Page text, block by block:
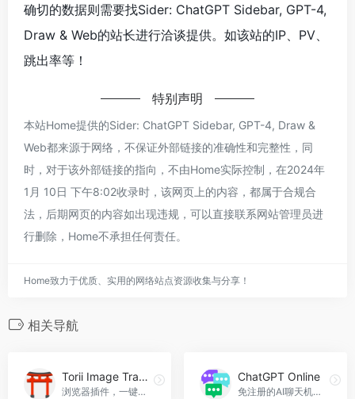
确切的数据则需要找Sider: ChatGPT Sidebar, GPT-4,
Draw & Web的站长进行洽谈提供。如该站的IP、PV、
跳出率等！
特别声明
本站Home提供的Sider: ChatGPT Sidebar, GPT-4, Draw &
Web都来源于网络，不保证外部链接的准确性和完整性，同
时，对于该外部链接的指向，不由Home实际控制，在2024年
1月 10日 下午8:02收录时，该网页上的内容，都属于合规合
法，后期网页的内容如出现违规，可以直接联系网站管理员进
行删除，Home不承担任何责任。
Home致力于优质、实用的网络站点资源收集与分享！
相关导航
Torii Image Translator
浏览器插件，一键翻译网页上的图片文字。
ChatGPT Online
免注册的AI聊天机器人，ChatGPT Online官网入口网址